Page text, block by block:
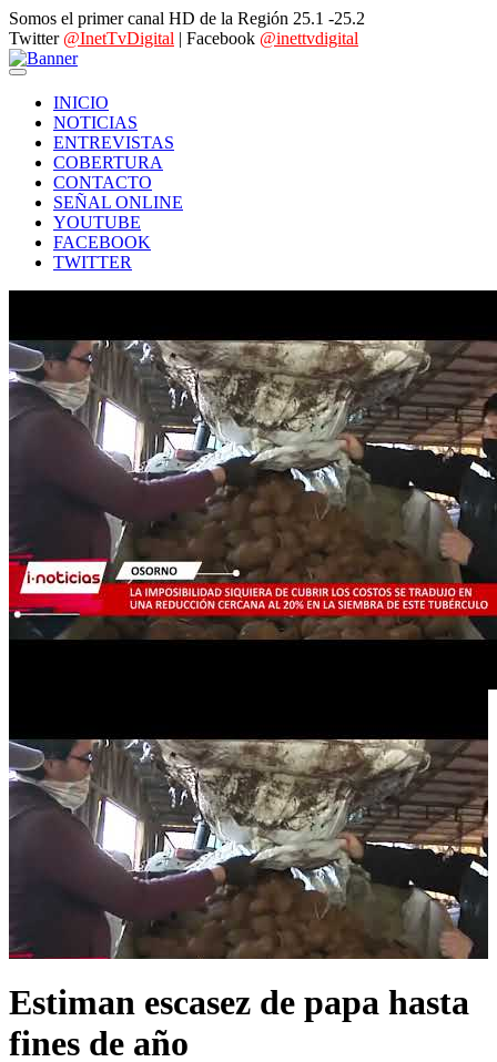
Somos el primer canal HD de la Región 25.1 -25.2
Twitter @InetTvDigital | Facebook @inettvdigital
INICIO
NOTICIAS
ENTREVISTAS
COBERTURA
CONTACTO
SEÑAL ONLINE
YOUTUBE
FACEBOOK
TWITTER
Estiman escasez de papa hasta
fines de año